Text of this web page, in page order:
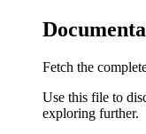
Fetch the
Use this file to
exploring further.